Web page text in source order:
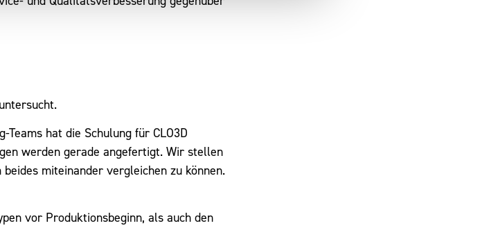
hat die Schulung für CLO3D
werden gerade angefertigt. Wir stellen
miteinander vergleichen zu können.
vor Produktionsbeginn, als auch den